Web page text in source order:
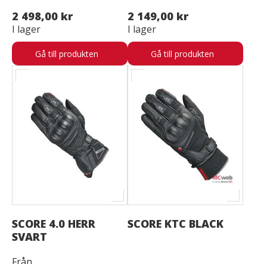
2 498,00 kr
I lager
Gå till produkten
2 149,00 kr
I lager
Gå till produkten
SCORE 4.0 HERR
SVART
Från
SCORE KTC BLACK